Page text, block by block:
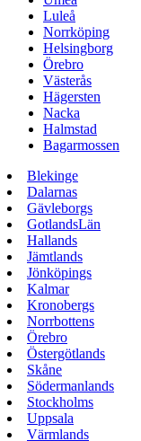
Luleå
Norrköping
Helsingborg
Örebro
Västerås
Hägersten
Nacka
Halmstad
Bagarmossen
Blekinge
Dalarnas
Gävleborgs
GotlandsLän
Hallands
Jämtlands
Jönköpings
Kalmar
Kronobergs
Norrbottens
Örebro
Östergötlands
Skåne
Södermanlands
Stockholms
Uppsala
Värmlands